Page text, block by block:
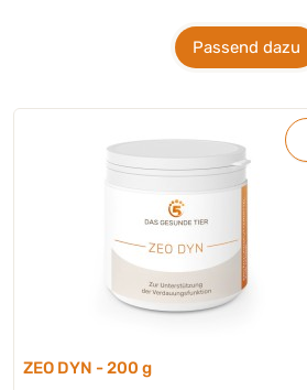
Passend dazu
ZEO DYN - 200 g